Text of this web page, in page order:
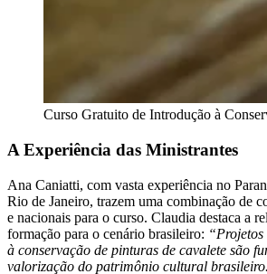
Curso Gratuito de Introdução à
A Experiência das Ministrantes
Ana Caniatti, com vasta experiência no
Rio de Janeiro, trazem uma combinação de
e nacionais para o curso. Claudia destaca a
formação para o cenário brasileiro:
à conservação de pinturas de cavalete são
valorização do patrimônio cultural